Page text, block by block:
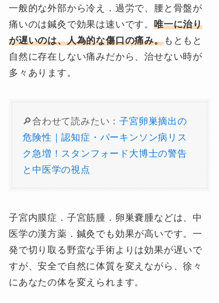
一般的な外部から冷え．過労で、腰と骨盤が
痛いのは鍼灸で効果は速いです。 唯一に治り
が遅いのは、人為的な傷口の痛み。もともと
自然に存在しない痛みだから、治せない時が
多々あります。
🔎合わせて読みたい：子宮卵巣摘出の
危険性｜認知症・パーキンソン病リス
ク急増！スタンフォード大博士の警告
と中医学の視点
子宮内膜症．子宮筋腫．卵巣嚢腫などは、中
医学の漢方薬．鍼灸でも効果が高いです。一
発で切り取る野蛮な手術よりは効果が遅いで
すが、安全で自然に体質を変えながら、徐々
にあなたの体を変えられます。